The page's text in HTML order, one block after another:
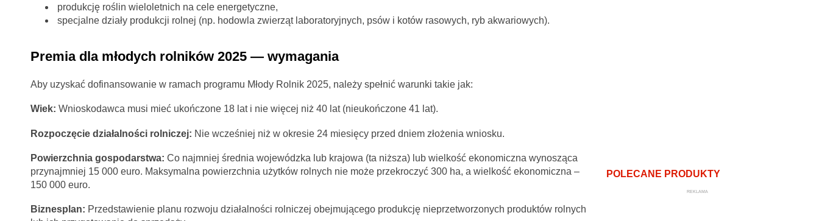
produkcję roślin wieloletnich na cele energetyczne,
specjalne działy produkcji rolnej (np. hodowla zwierząt laboratoryjnych, psów i kotów rasowych, ryb akwariowych).
Premia dla młodych rolników 2025 — wymagania
Aby uzyskać dofinansowanie w ramach programu Młody Rolnik 2025, należy spełnić warunki takie jak:
Wiek: Wnioskodawca musi mieć ukończone 18 lat i nie więcej niż 40 lat (nieukończone 41 lat).
Rozpoczęcie działalności rolniczej: Nie wcześniej niż w okresie 24 miesięcy przed dniem złożenia wniosku.
Powierzchnia gospodarstwa: Co najmniej średnia wojewódzka lub krajowa (ta niższa) lub wielkość ekonomiczna wynosząca
przynajmniej 15 000 euro. Maksymalna powierzchnia użytków rolnych nie może przekroczyć 300 ha, a wielkość ekonomiczna –
150 000 euro.
Biznesplan: Przedstawienie planu rozwoju działalności rolniczej obejmującego produkcję nieprzetworzonych produktów rolnych
POLECANE PRODUKTY
REKLAMA